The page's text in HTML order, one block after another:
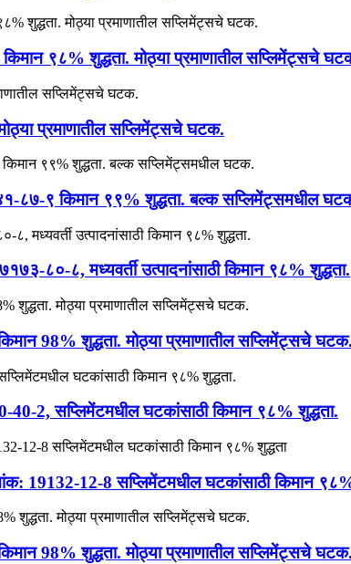
९८% शुद्धता. मोठ्या प्रमाणातील सप्लिमेंट्सचे
प्रमाणातील सप्लिमेंट्सचे घटक.
८७-९ किमान ९९% शुद्धता. बल्क सप्लिमेंट्समधील
८०-८, मध्यवर्ती उत्पादनांसाठी किमान ९८% शुद्धता.
98% शुद्धता. मोठ्या प्रमाणातील सप्लिमेंट्सचे घटक.
2, सप्लिमेंटमधील घटकांसाठी किमान ९८% शुद्धता.
19132-12-8 सप्लिमेंटमधील घटकांसाठी किमान
98% शुद्धता. मोठ्या प्रमाणातील सप्लिमेंट्सचे घटक.